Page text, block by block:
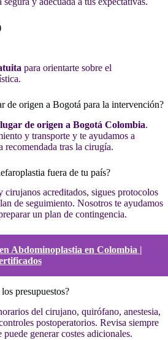
para orientarte sobre el
de origen a Bogotá para la intervención?
de origen a Bogotá Colombia.
y transporte y te ayudamos a
tras la cirugía.
fuera de tu país?
cirujanos acreditados, sigues protocolos
de seguimiento. Nosotros te ayudamos
un plan de contingencia.
Abdominoplastia en Colombia |
presupuestos?
del cirujano, quirófano, anestesia,
postoperatorios. Revisa siempre
generar costes adicionales.